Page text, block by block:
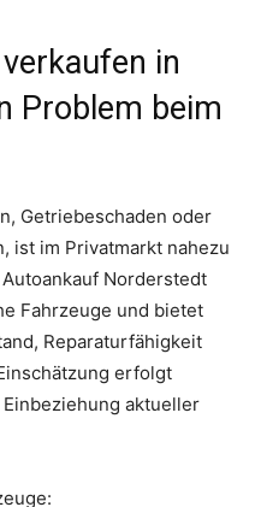
in
Problem beim
Getriebeschaden oder
ist im Privatmarkt nahezu
Norderstedt
Fahrzeuge und bietet
Reparaturfähigkeit
erfolgt
aktueller